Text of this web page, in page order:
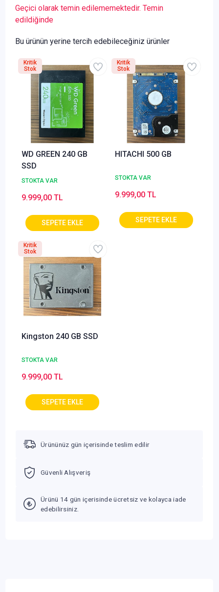
Geçici olarak temin edilememektedir. Temin
edildiğinde
Bu ürünün yerine tercih edebileceğiniz ürünler
WD GREEN 240 GB
SSD
STOKTA VAR
9.999,00 TL
Kritik
Stok
HITACHI 500 GB
STOKTA VAR
9.999,00 TL
Kritik
Stok
Kingston 240 GB SSD
STOKTA VAR
9.999,00 TL
Kritik
Stok
Ürününüz gün içerisinde teslim edilir
Güvenli Alışveriş
Ürünü 14 gün içerisinde ücretsiz ve kolayca iade
edebilirsiniz.